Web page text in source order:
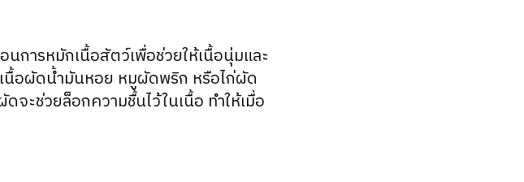
การหมักเนื้อสัตว์เพื่อช่วยให้เนื้อนุ่มและ
เนื้อผัดน้ำมันหอย หมูผัดพริก หรือไก่ผัด
ะช่วยล็อกความชื้นไว้ในเนื้อ ทำให้เมื่อ